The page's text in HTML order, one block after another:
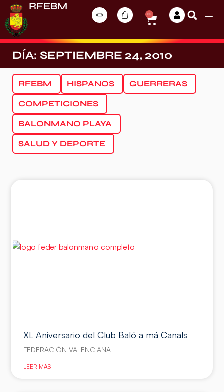
RFEBM
0
DÍA: SEPTIEMBRE 24, 2010
RFEBM HISPANOS GUERRERAS
COMPETICIONES
BALONMANO PLAYA
SALUD Y DEPORTE
XL Aniversario del Club Baló a má Canals
FEDERACIÓN VALENCIANA
LEER MÁS